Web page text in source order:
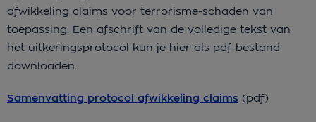
afwikkeling claims voor terrorisme-schaden van
toepassing. Een afschrift van de volledige tekst van
het uitkeringsprotocol kun je hier als pdf-bestand
downloaden.
Samenvatting protocol afwikkeling claims (pdf)